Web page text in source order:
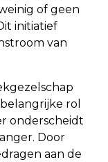
of geen
initiatief
van
rol
onderscheidt
Door
aan de